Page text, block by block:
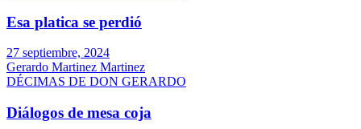
Esa platica se perdió
27 septiembre, 2024
Gerardo Martinez Martinez
DÉCIMAS DE DON GERARDO
Diálogos de mesa coja